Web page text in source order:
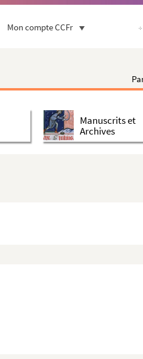
Mon compte CCFr
Manuscrits et
Archives